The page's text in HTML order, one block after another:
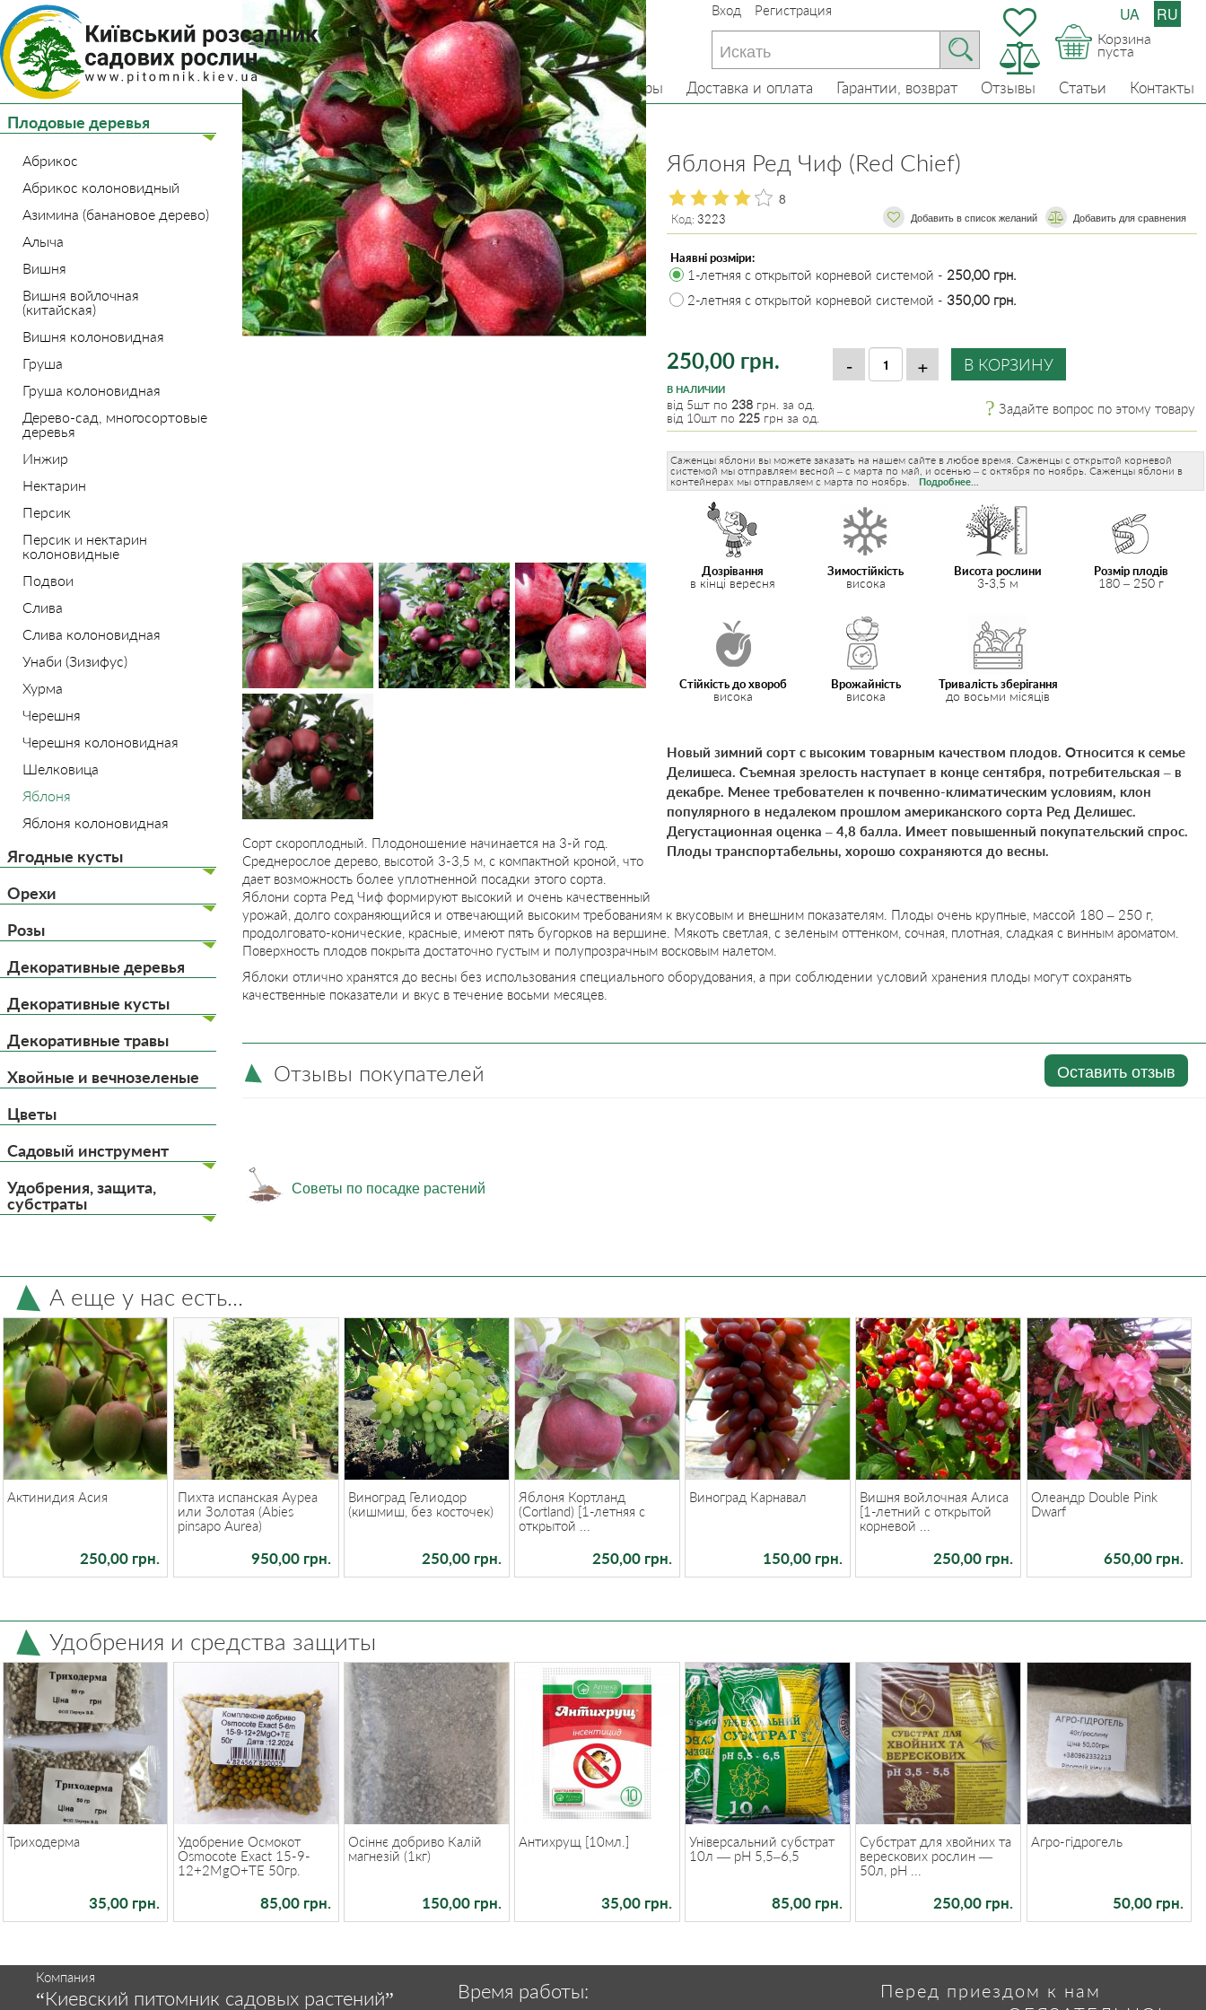
(044) 233-22-13
(097) 233-22-13
(093) 233-22-13
(099) 233-22-13
Вход Регистрация
Корзина
пуста
UA RU
Главная О нас Товары Доставка и оплата Гарантии, возврат Отзывы Статьи Контакты
Плодовые деревья
Абрикос
Абрикос колоновидный
Азимина (банановое дерево)
Алыча
Вишня
Вишня войлочная
(китайская)
Вишня колоновидная
Груша
Груша колоновидная
Дерево-сад, многосортовые
деревья
Инжир
Нектарин
Персик
Персик и нектарин
колоновидные
Подвои
Слива
Слива колоновидная
Унаби (Зизифус)
Хурма
Черешня
Черешня колоновидная
Шелковица
Яблоня
Яблоня колоновидная
Ягодные кусты
Орехи
Розы
Декоративные деревья
Декоративные кусты
Декоративные травы
Хвойные и вечнозеленые
Цветы
Садовый инструмент
Удобрения, защита,
субстраты
Главная Плодовые деревья Яблоня
Яблоня Ред Чиф (Red Chief)
8
Код: 3223
250,00 грн.
Добавить в список желаний ​​Добавить для сравнения
Наявні розміри:
1-летняя с открытой корневой системой - 250,00 грн.
2-летняя с открытой корневой системой - 350,00 грн.
В НАЛИЧИИ
від 5шт по 238 грн. за од.
від 10шт по 225 грн за од.
Задайте вопрос по этому товару
Саженцы яблони вы можете заказать на нашем сайте в любое время. Саженцы с открытой корневой
системой мы отправляем весной – с марта по май, и осенью – с октября по ноябрь. Саженцы яблони в
контейнерах мы отправляем с марта по ноябрь.
Подробнее...
Дозрівання
в кінці вересня
Зимостійкість
висока
Висота рослини
3-3,5 м
Розмір плодів
180 – 250 г
Стійкість до хвороб
висока
Врожайність
висока
Тривалість зберігання
до восьми місяців
Новый зимний сорт с высоким товарным качеством плодов. Относится к семье
Делишеса. Съемная зрелость наступает в конце сентября, потребительская – в
декабре. Менее требователен к почвенно-климатическим условиям, клон
популярного в недалеком прошлом американского сорта Ред Делишес.
Дегустационная оценка – 4,8 балла. Имеет повышенный покупательский спрос.
Плоды транспортабельны, хорошо сохраняются до весны.
Сорт скороплодный. Плодоношение начинается на 3-й год.
Среднерослое дерево, высотой 3-3,5 м, с компактной кроной, что
дает возможность более уплотненной посадки этого сорта.
Яблони сорта Ред Чиф формируют высокий и очень качественный
урожай, долго сохраняющийся и отвечающий высоким требованиям к вкусовым и внешним показателям. Плоды очень крупные, массой 180 – 250 г,
продолговато-конические, красные, имеют пять бугорков на вершине. Мякоть светлая, с зеленым оттенком, сочная, плотная, сладкая с винным ароматом.
Поверхность плодов покрыта достаточно густым и полупрозрачным восковым налетом.
Яблоки отлично хранятся до весны без использования специального оборудования, а при соблюдении условий хранения плоды могут сохранять
качественные показатели и вкус в течение восьми месяцев.
Оставить отзыв
Отзывы покупателей
Советы по посадке растений
А еще у нас есть...
Актинидия Асия
250,00 грн.
Пихта испанская Ауреа
или Золотая (Abies
pinsapo Aurea)
950,00 грн.
Виноград Гелиодор
(кишмиш, без косточек)
250,00 грн.
Яблоня Кортланд
(Cortland) [1-летняя с
открытой ...
250,00 грн.
Виноград Карнавал
150,00 грн.
Вишня войлочная Алиса
[1-летний с открытой
корневой ...
250,00 грн.
Олеандр Double Pink
Dwarf
650,00 грн.
Удобрения и средства защиты
Триходерма
35,00 грн.
Удобрение Осмокот
Osmocote Exact 15-9-
12+2MgO+TE 50гр.
85,00 грн.
Осіннє добриво Калій
магнезій (1кг)
150,00 грн.
Антихрущ [10мл.]
35,00 грн.
Універсальний субстрат
10л — pH 5,5–6,5
85,00 грн.
Субстрат для хвойних та
верескових рослин —
50л, pH ...
250,00 грн.
Агро-гідрогель
50,00 грн.
Компания
“Киевский питомник садовых растений” Время работы:
Перед приездом к нам